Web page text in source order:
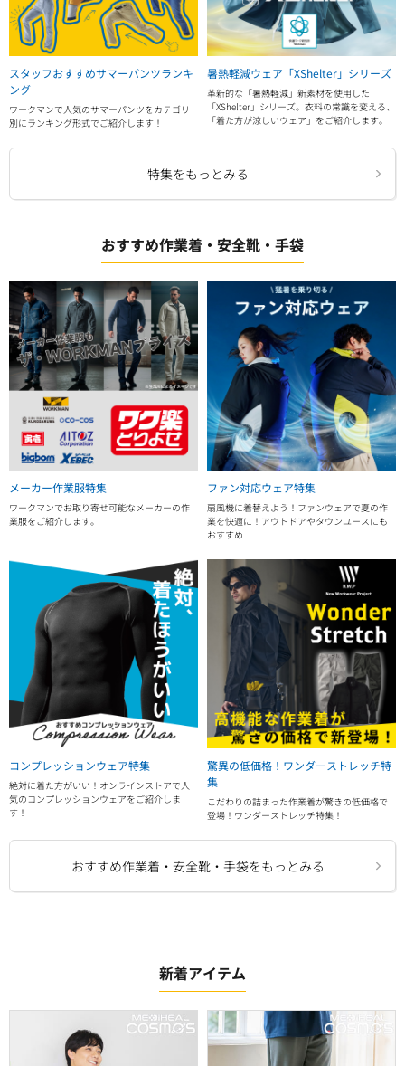
スタッフおすすめサマーパンツランキ
ング
ワークマンで人気のサマーパンツをカテゴリ
別にランキング形式でご紹介します！
暑熱軽減ウェア「XShelter」シリーズ
革新的な「暑熱軽減」新素材を使用した
「XShelter」シリーズ。衣料の常識を変える、
「着た方が涼しいウェア」をご紹介します。
特集をもっとみる
おすすめ作業着・安全靴・手袋
メーカー作業服特集
ワークマンでお取り寄せ可能なメーカーの作
業服をご紹介します。
ファン対応ウェア特集
扇風機に着替えよう！ファンウェアで夏の作
業を快適に！アウトドアやタウンユースにも
おすすめ
コンプレッションウェア特集
絶対に着た方がいい！オンラインストアで人
気のコンプレッションウェアをご紹介しま
す！
驚異の低価格！ワンダーストレッチ特
集
こだわりの詰まった作業着が驚きの低価格で
登場！ワンダーストレッチ特集！
おすすめ作業着・安全靴・手袋をもっとみる
新着アイテム